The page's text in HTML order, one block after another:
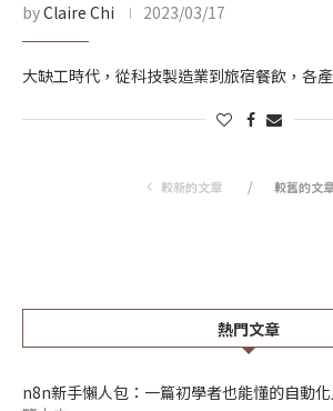
byClaire Chi 2023/03/17
大缺工時代，從科技製造業到旅宿餐飲，各
較新的文章 較舊的文
熱門文章
n8n新手懶人包：一篇初學者也能懂的自動